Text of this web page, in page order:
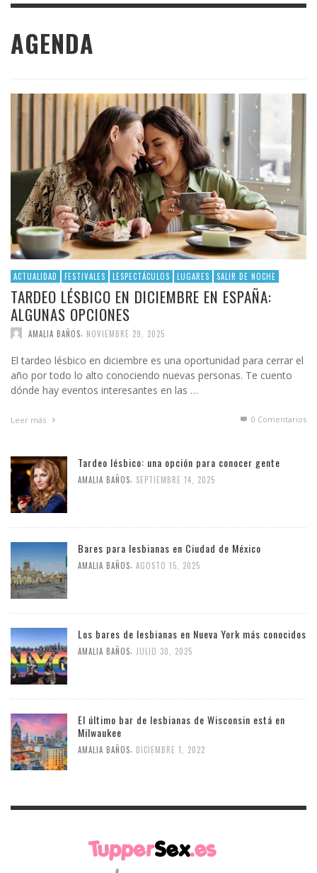
AGENDA
ACTUALIDAD FESTIVALES LESPECTÁCULOS LUGARES SALIR DE NOCHE
TARDEO LÉSBICO EN DICIEMBRE EN ESPAÑA:
ALGUNAS OPCIONES
AMALIA BAÑOS NOVIEMBRE 29, 2025
El tardeo lésbico en diciembre es una oportunidad para cerrar el
año por todo lo alto conociendo nuevas personas. Te cuento
dónde hay eventos interesantes en las …
Leer más 0 Comentarios
Tardeo lésbico: una opción para conocer gente
AMALIA BAÑOS, SEPTIEMBRE 14, 2025
Bares para lesbianas en Ciudad de México
AMALIA BAÑOS, AGOSTO 15, 2025
Los bares de lesbianas en Nueva York más conocidos
AMALIA BAÑOS, JULIO 30, 2025
El último bar de lesbianas de Wisconsin está en
Milwaukee
AMALIA BAÑOS, DICIEMBRE 1, 2022